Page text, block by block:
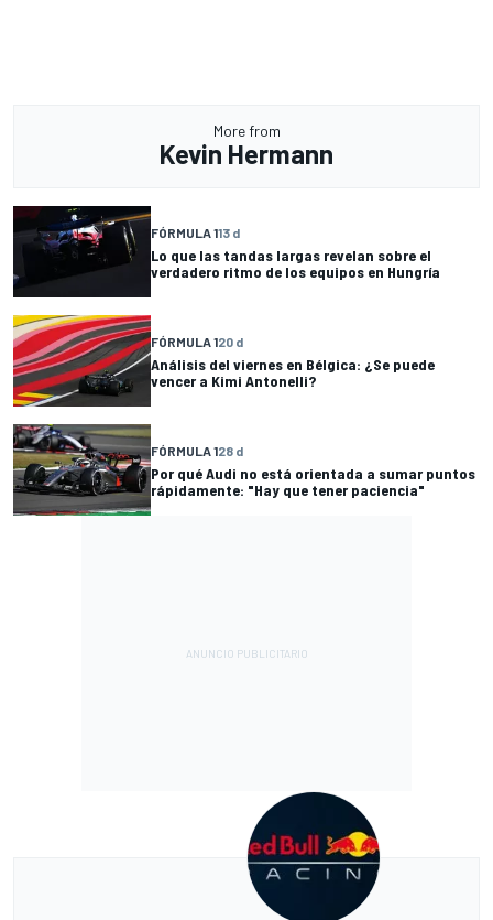
More from
Kevin Hermann
FÓRMULA 113 d
Lo que las tandas largas revelan sobre el
verdadero ritmo de los equipos en Hungría
FÓRMULA 120 d
Análisis del viernes en Bélgica: ¿Se puede
vencer a Kimi Antonelli?
FÓRMULA 128 d
Por qué Audi no está orientada a sumar puntos
rápidamente: "Hay que tener paciencia"